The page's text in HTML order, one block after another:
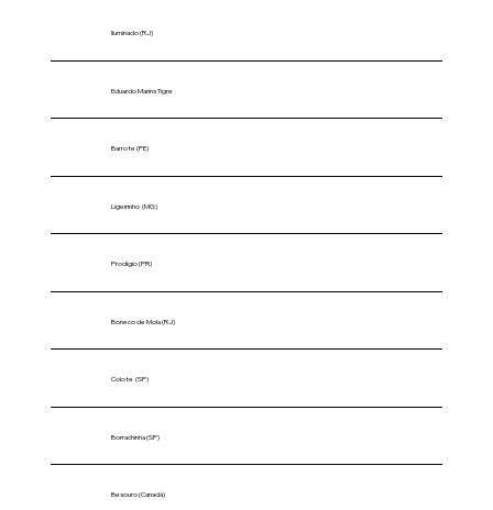
Iluminado (RJ)
Eduardo Marins Tigre
Barrote (PE)
Ligeirinho (MG)
Prodígio (PR)
Boneco de Mola (RJ)
Coiote (SP)
Borrachinha (SP)
Besouro (Canadá)